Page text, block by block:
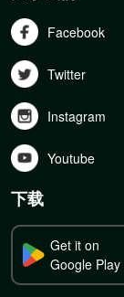
Facebook
Twitter
Instagram
Youtube
下载
Get it on
Google Play